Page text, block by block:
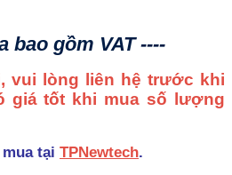
bao gồm VAT ----
vui lòng liên hệ trước khi
giá tốt khi mua số lượng
tại TPNewtech.